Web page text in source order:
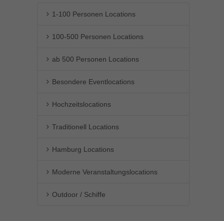
1-100 Personen Locations
100-500 Personen Locations
ab 500 Personen Locations
Besondere Eventlocations
Hochzeitslocations
Traditionell Locations
Hamburg Locations
Moderne Veranstaltungslocations
Outdoor / Schiffe